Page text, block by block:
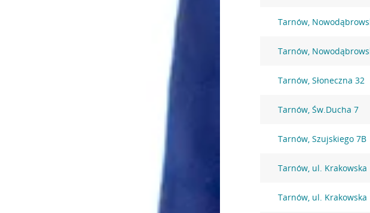
Tarnów,
Tarnów,
Tarnów, Słoneczna 32
Tarnów, Św.Ducha 7
Tarnów, Szujskiego 7B
Tarnów, ul. Krakowska
Tarnów, ul. Krakowska